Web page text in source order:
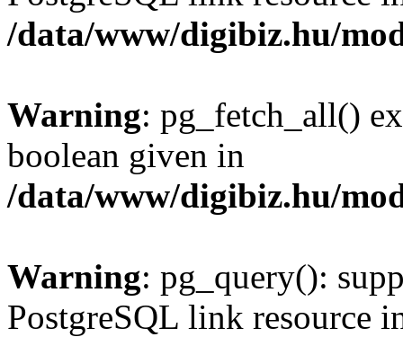
/data/www/digibiz.hu/
Warning: pg_fetch_all()
boolean given in
/data/www/digibiz.hu/
Warning: pg_query():
PostgreSQL link resource